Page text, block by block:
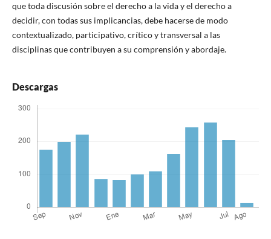
que toda discusión sobre el derecho a la vida y el derecho a
decidir, con todas sus implicancias, debe hacerse de modo
contextualizado, participativo, crítico y transversal a las
disciplinas que contribuyen a su comprensión y abordaje.
Descargas